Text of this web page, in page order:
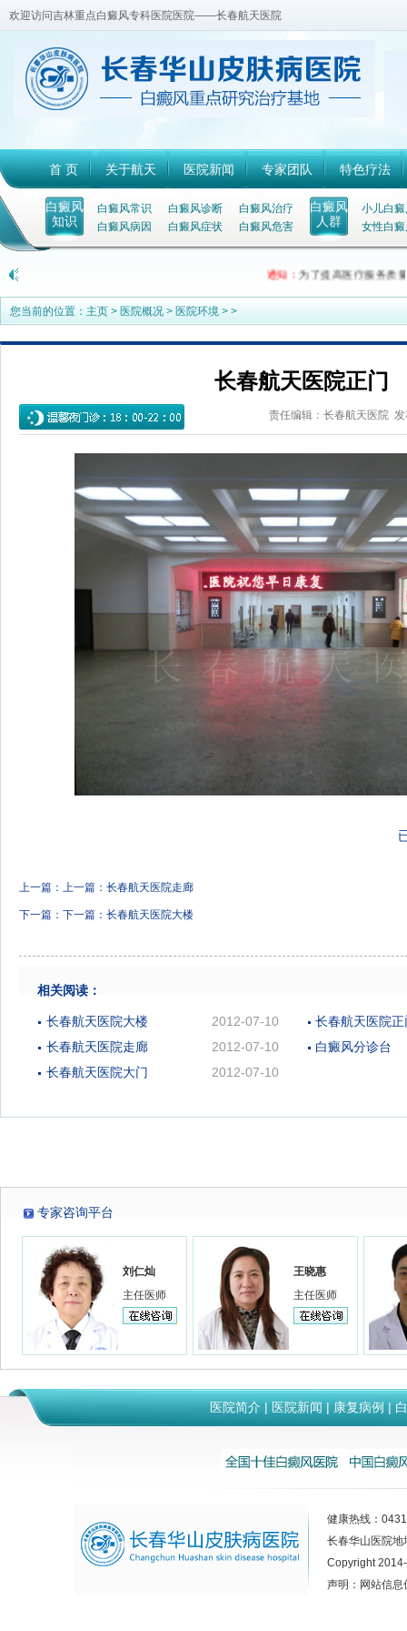
欢迎访问吉林重点白癜风专科医院医院——长春航天医院
首 页 关于航天 医院新闻 专家团队 特色疗法
白癜风
知识
白癜风常识
白癜风病因
白癜风诊断
白癜风症状
白癜风治疗
白癜风危害
白癜风
人群
小儿白
女性白
通知： 为了提高医疗服务质量
您当前的位置： 主页 > 医院概况 > 医院环境 > >
长春航天医院正门
责任编辑：长春航天医院
上一篇：上一篇： 长春航天医院走廊
下一篇：下一篇： 长春航天医院大楼
相关阅读：
2012-07-10
长春航天医院大楼
长春航天医院正
2012-07-10
长春航天医院走廊
白癜风分诊台
2012-07-10
长春航天医院大门
专家咨询平台
刘仁灿
主任医师
王晓惠
主任医师
医院简介 | 医院新闻 | 康复病例 |
健康热线：
长春华山医院
Copyright
声明：网站信息